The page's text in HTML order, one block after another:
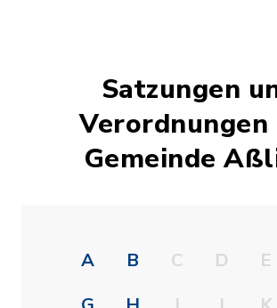
Satzungen
Verordnungen
Gemeinde
A B C D E